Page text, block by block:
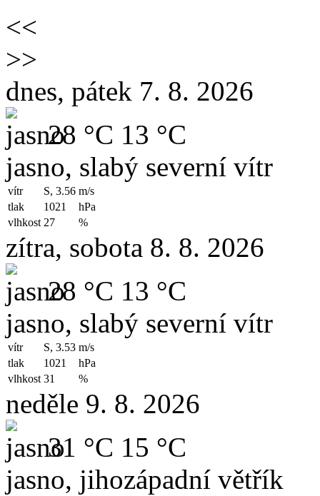
<<
>>
dnes, pátek 7. 8. 2026
28 °C 13 °C
jasno, slabý severní vítr
vítr S, 3.56 m/s
tlak
1021
hPa
vlhkost 27 %
zítra, sobota 8. 8. 2026
28 °C 13 °C
jasno, slabý severní vítr
vítr S, 3.53 m/s
tlak
1021
hPa
vlhkost 31 %
neděle 9. 8. 2026
31 °C 15 °C
jasno, jihozápadní větřík